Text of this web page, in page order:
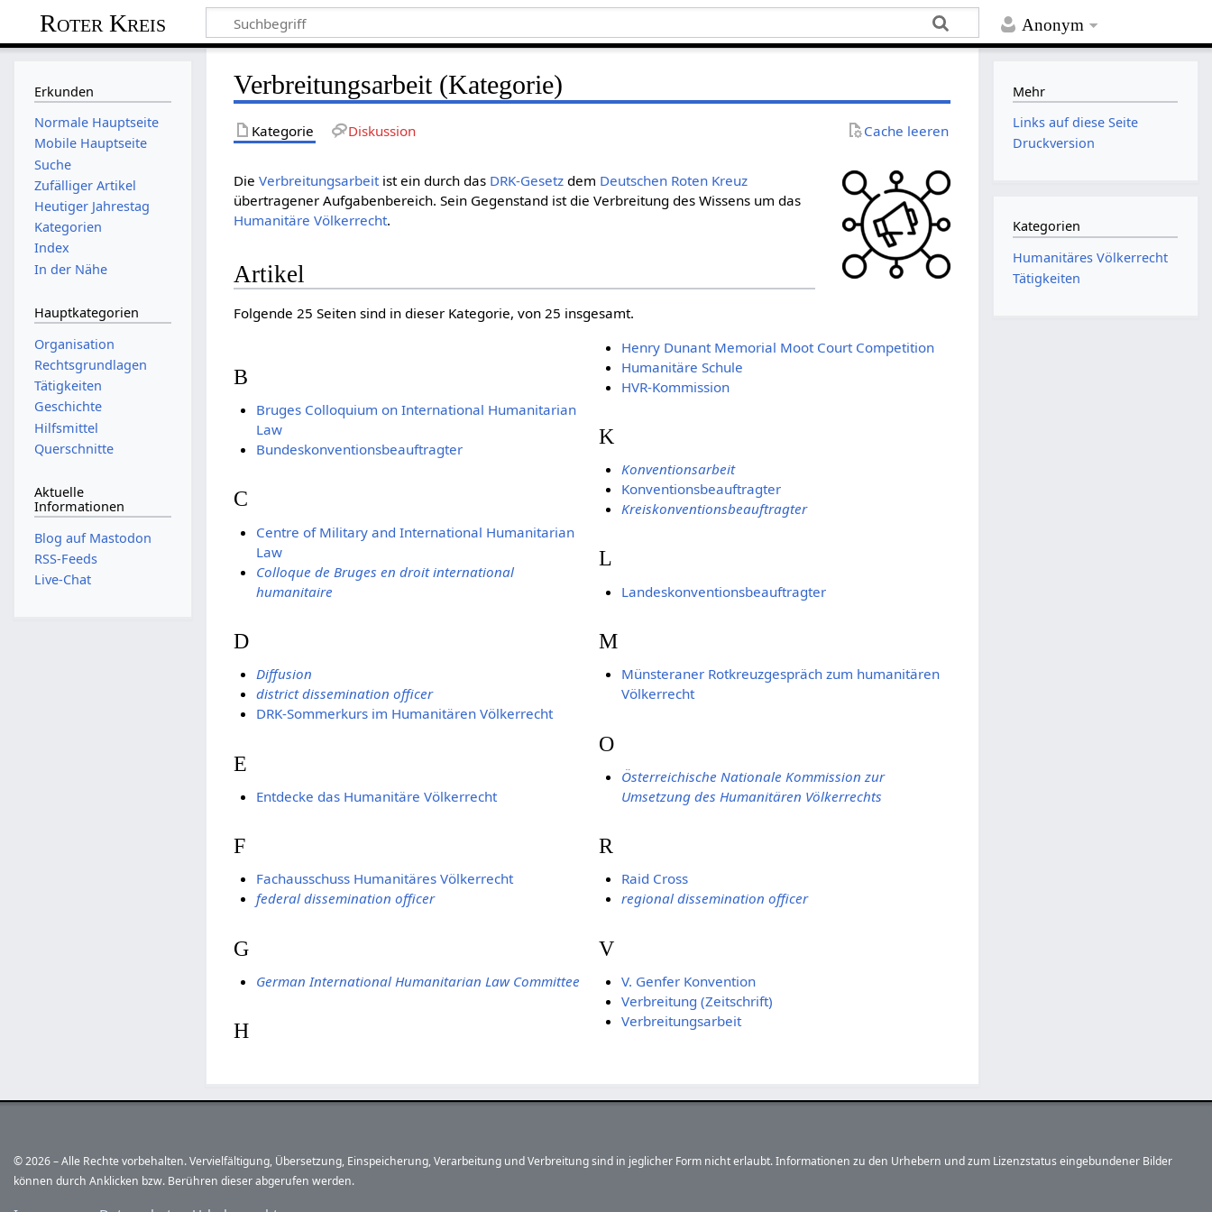
Anonym
Roter Kreis
Verbreitungsarbeit (Kategorie)
Kategorie Diskussion Cache leeren
DieVerbreitungsarbeit ist ein durch das DRK-Gesetz dem Deut­schen Roten Kreuz
übertragener Aufgabenbereich. Sein Gegenstand ist die Verbreitung des Wissens um das
Humani­täre Völker­recht.
Artikel
Folgende 25 Seiten sind in dieser Kategorie, von 25 insgesamt.
B
Bruges Colloquium on International Humanitarian
Law
Bundeskonventionsbeauftragter
C
Centre of Military and International Humanitarian
Law
Colloque de Bruges en droit international
humanitaire
D
Diffusion
district dissemination officer
DRK-Sommerkurs im Humanitären Völkerrecht
E
Entdecke das Humanitäre Völkerrecht
F
Fachausschuss Humanitäres Völkerrecht
federal dissemination officer
G
German International Humanitarian Law Committee
H
Henry Dunant Memorial Moot Court Competition
Humanitäre Schule
HVR-Kommission
K
Konventionsarbeit
Konventionsbeauftragter
Kreiskonventionsbeauftragter
L
Landeskonventionsbeauftragter
M
Münsteraner Rotkreuzgespräch zum humanitären
Völkerrecht
O
Österreichische Nationale Kommission zur
Umsetzung des Humanitären Völkerrechts
R
Raid Cross
regional dissemination officer
V
V. Genfer Konvention
Verbreitung (Zeitschrift)
Verbreitungsarbeit
Erkunden
Normale Hauptseite
Mobile Hauptseite
Suche
Zufälliger Artikel
Heutiger Jahrestag
Kategorien
Index
In der Nähe
Hauptkategorien
Organisation
Rechtsgrundlagen
Tätigkeiten
Geschichte
Hilfsmittel
Querschnitte
Aktuelle
Informationen
Blog auf Mastodon
RSS-Feeds
Live-Chat
Mehr
Links auf diese Seite
Druckversion
Kategorien
Humanitäres Völkerrecht
Tätigkeiten
© 2026 – Alle Rechte vorbehalten. Vervielfältigung, Übersetzung, Einspeicherung, Verarbeitung und Verbreitung sind in jeglicher Form nicht erlaubt. Informationen zu den Urhebern und zum Lizenzstatus eingebundener Bilder
können durch Anklicken bzw. Berühren dieser abgerufen werden.